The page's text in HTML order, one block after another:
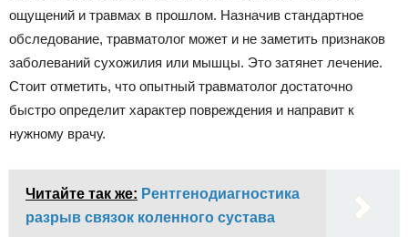
ощущений и травмах в прошлом. Назначив стандартное
обследование, травматолог может и не заметить признаков
заболеваний сухожилия или мышцы. Это затянет лечение.
Стоит отметить, что опытный травматолог достаточно
быстро определит характер повреждения и направит к
нужному врачу.
Читайте так же: Рентгенодиагностика
разрыв связок коленного сустава